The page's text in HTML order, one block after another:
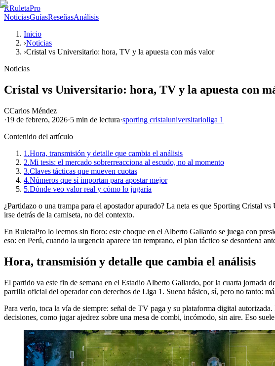
RRuletaPro
NoticiasGuíasReseñasAnálisis
Inicio
›Noticias
›Cristal vs Universitario: hora, TV y la apuesta con más valor
Noticias
Cristal vs Universitario: hora, TV y la apuesta con
CCarlos Méndez
·19 de febrero, 2026·5 min de lectura·sporting cristaluniversitarioliga 1
Contenido del artículo
1.Hora, transmisión y detalle que cambia el análisis
2.Mi tesis: el mercado sobrerreacciona al escudo, no al momento
3.Claves tácticas que mueven cuotas
4.Números que sí importan para apostar mejor
5.Dónde veo valor real y cómo lo jugaría
¿Partidazo o una trampa para el apostador apurado? La neta es que Sporting Cristal
irse detrás de la camiseta, no del contexto.
En RuletaPro lo leemos sin floro: este choque en el Alberto Gallardo se juega con
eso: en Perú, cuando la urgencia aparece tan temprano, el plan táctico se desordena
Hora, transmisión y detalle que cambia el análisis
El partido va este fin de semana en el Estadio Alberto Gallardo, por la cuarta jornada
parrilla oficial del operador con derechos de Liga 1. Suena básico, sí, pero no tanto:
Para verlo, toca la vía de siempre: señal de TV paga y su plataforma digital
decisiones, como jugar ajedrez sobre una mesa de combi, incómodo, sin aire. Eso